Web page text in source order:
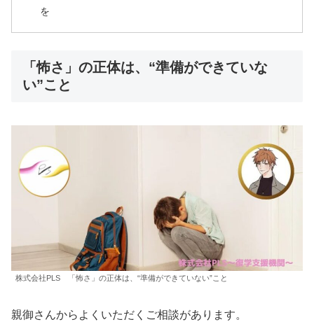
を
「怖さ」の正体は、“準備ができていな
い”こと
株式会社PLS 「怖さ」の正体は、“準備ができていない”こと
親御さんからよくいただくご相談があります。